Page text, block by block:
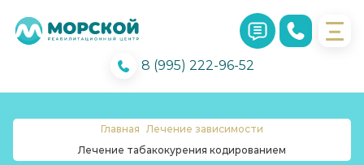
8 (995) 222-96-52
Главная Лечение зависимости
Лечение табакокурения кодированием